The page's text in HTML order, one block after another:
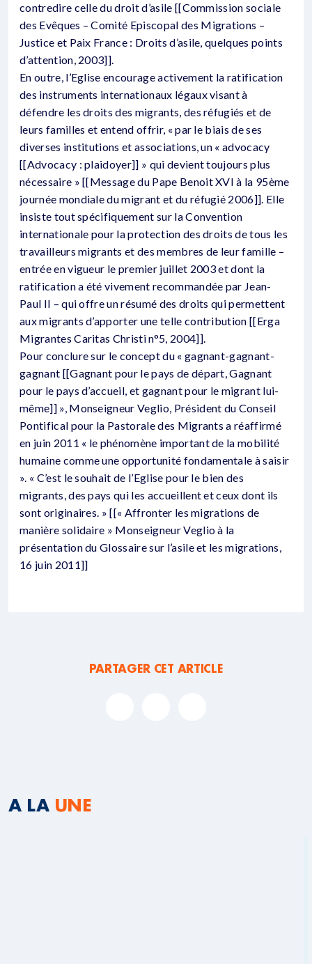
contredire celle du droit d’asile [[Commission sociale
des Evêques – Comité Episcopal des Migrations –
Justice et Paix France : Droits d’asile, quelques points
d’attention, 2003]].
En outre, l’Eglise encourage activement la ratification
des instruments internationaux légaux visant à
défendre les droits des migrants, des réfugiés et de
leurs familles et entend offrir, « par le biais de ses
diverses institutions et associations, un « advocacy
[[Advocacy : plaidoyer]] » qui devient toujours plus
nécessaire » [[Message du Pape Benoit XVI à la 95ème
journée mondiale du migrant et du réfugié 2006]]. Elle
insiste tout spécifiquement sur la Convention
internationale pour la protection des droits de tous les
travailleurs migrants et des membres de leur famille –
entrée en vigueur le premier juillet 2003 et dont la
ratification a été vivement recommandée par Jean-
Paul II – qui offre un résumé des droits qui permettent
aux migrants d’apporter une telle contribution [[Erga
Migrantes Caritas Christi n°5, 2004]].
Pour conclure sur le concept du « gagnant-gagnant-
gagnant [[Gagnant pour le pays de départ, Gagnant
pour le pays d’accueil, et gagnant pour le migrant lui-
même]] », Monseigneur Veglio, Président du Conseil
Pontifical pour la Pastorale des Migrants a réaffirmé
en juin 2011 « le phénomène important de la mobilité
humaine comme une opportunité fondamentale à saisir
». « C’est le souhait de l’Eglise pour le bien des
migrants, des pays qui les accueillent et ceux dont ils
sont originaires. » [[« Affronter les migrations de
manière solidaire » Monseigneur Veglio à la
présentation du Glossaire sur l’asile et les migrations,
16 juin 2011]]
PARTAGER CET ARTICLE
A LA UNE